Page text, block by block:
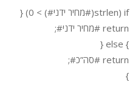
if (strlen(#מחיר ידני#) > 0) {
return #מחיר ידני#;
} else {
return #סה”כ#;
}